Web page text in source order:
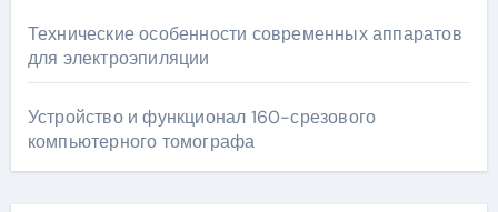
Технические особенности современных аппаратов
для электроэпиляции
Устройство и функционал 160-срезового
компьютерного томографа